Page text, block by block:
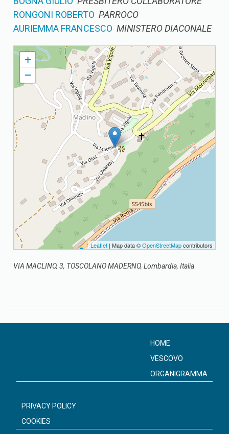
RONGONI ROBERTO PARROCO
AURIEMMA FRANCESCO MINISTERO DIACONALE
MONTE MADERNO PARROCCHIA DEI SANTI FAUSTINO E GIOVITA
+
−
Leaflet | Map data ©OpenStreetMapcontributors
VIA MACLINO, 3, TOSCOLANO MADERNO, Lombardia, Italia
HOME
VESCOVO
ORGANIGRAMMA
PRIVACY POLICY
COOKIES